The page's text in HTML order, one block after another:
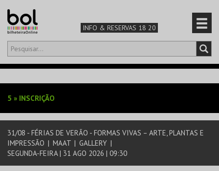
INFO & RESERVAS 18 20
Olá,iniciar sessão
CARRINHO
TEATRO & ARTE
MÚSICA & FESTIVAIS
FAMÍLIA
5 » INSCRIÇÃO
31/08 - FÉRIAS DE VERÃO - FORMAS VIVAS – ARTE, PLANTAS E
IMPRESSÃO | MAAT | GALLERY |
SEGUNDA-FEIRA | 31 AGO 2026 | 09:30